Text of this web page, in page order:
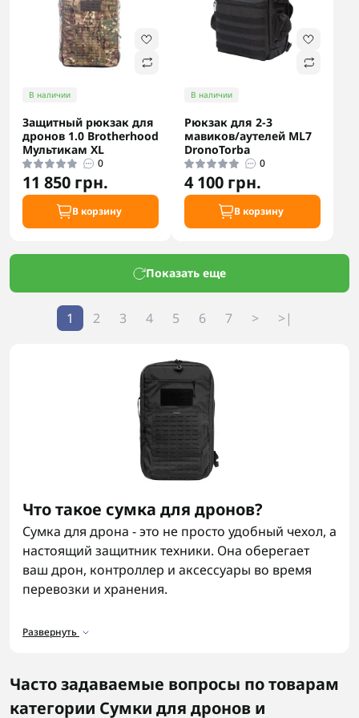
В наличии
Защитный рюкзак для
дронов 1.0 Brotherhood
Мультикам XL
0
11 850 грн.
В корзину
В наличии
Рюкзак для 2-3
мавиков/аутелей ML7
DronoTorba
0
4 100 грн.
В корзину
Показать еще
1 2 3 4 5 6 7 > >|
Что такое сумка для дронов?
Сумка для дрона - это не просто удобный чехол, а
настоящий защитник техники. Она оберегает
ваш дрон, контроллер и аксессуары во время
перевозки и хранения.
порядок, fpv рюкзак помогает держать все под
другое. В ассортименте на сайте представлены
разные варианты - от легких чехлов до
Развернуть
Часто задаваемые вопросы по товарам
категории Сумки для дронов и